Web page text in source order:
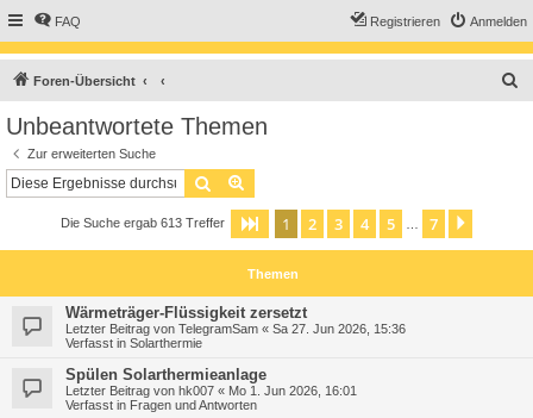
FAQ Anmelden
Registrieren
Foren-Übersicht
Unbeantwortete Themen
Zur erweiterten Suche
Suche
Die Suche ergab 613 Treffer Seite 1von
1 2 3 4 5 7
Themen
Wärmeträger-Flüssigkeit zersetzt
Letzter Beitrag von TelegramSam « Sa 27. Jun 2026, 15:36
Verfasst in Solarthermie
Spülen Solarthermieanlage
Letzter Beitrag von hk007 « Mo 1. Jun 2026, 16:01
Verfasst in Fragen und Antworten